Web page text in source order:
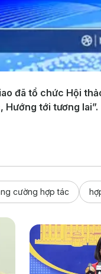
đã tổ chức Hội
tới tương lai”.
cường hợp tác